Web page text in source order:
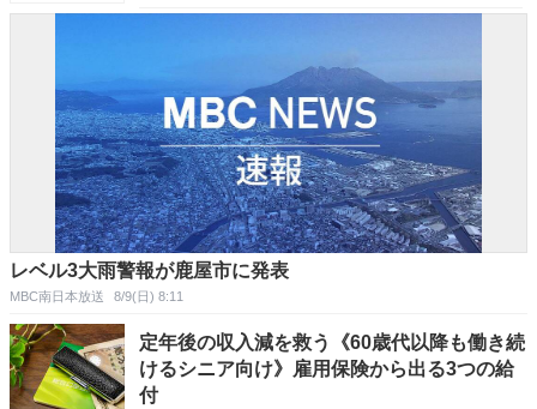
レベル3大雨警報が鹿屋市に発表
MBC南日本放送 8/9(日) 8:11
定年後の収入減を救う《60歳代以降も働き続
けるシニア向け》雇用保険から出る3つの給
付